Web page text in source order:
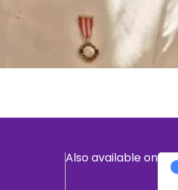
Also available on